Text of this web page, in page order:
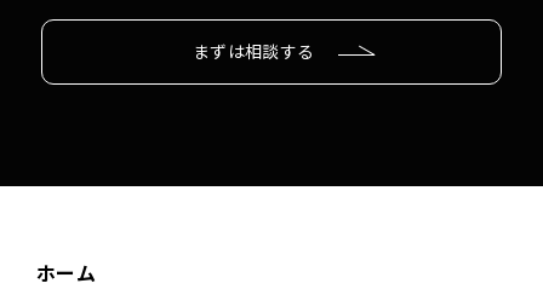
まずは相談する
ホーム